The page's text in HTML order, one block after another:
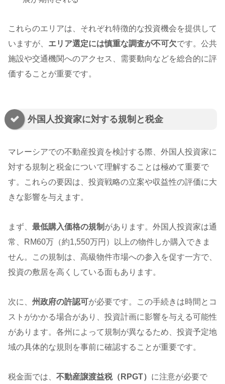
これらのエリアは、それぞれ特徴的な投資機会を提供して
いますが、 エリア選定には慎重な調査が不可欠です。公共
施設や交通機関へのアクセス、需要動向などを総合的に評
価することが重要です。
外国人投資家に対する規制と税金
マレーシアでの不動産投資を検討する際、外国人投資家に
対する規制と税金について理解することは極めて重要で
す。これらの要因は、投資戦略の立案や収益性の評価に大
きな影響を与えます。
まず、 最低購入価格の規制 があります。外国人投資家は通
常、RM60万（約1,550万円）以上の物件しか購入できま
せん。この規制は、高級物件市場への参入を促す一方で、
投資の敷居を高くしている面もあります。
次に、 州政府の許認可が必要です。この手続きは時間とコ
ストがかかる場合があり、投資計画に影響を与える可能性
があります。各州によって規制が異なるため、投資予定地
域の具体的な規則を事前に確認することが重要です。
税金面では、 不動産譲渡益税（RPGT） に注意が必要で